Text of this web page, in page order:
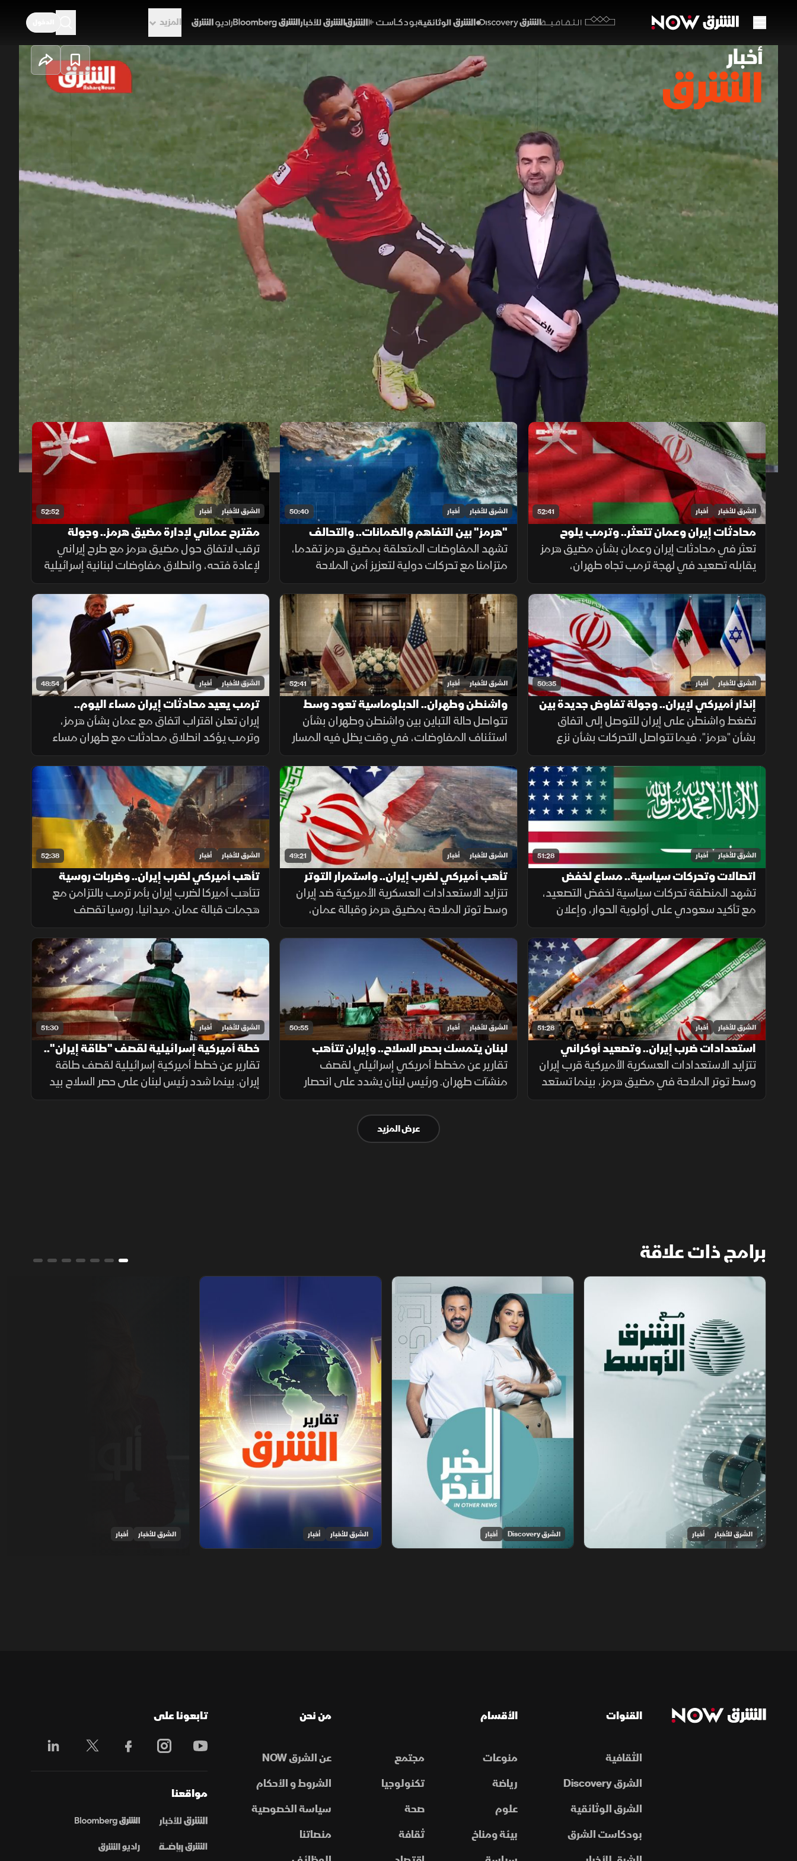
الثقافية
المزيد
00:12/03:53 1x auto
مصر تحقق فوزها الأول بالمونديال.. والعراق أمام
اختبار صعب
22 يونيو 2026 03:52 أخبار
أخبار الشرق
شهدت الجولة الحالية من كأس العالم نتائج لافتة، بعدما حقق المنتخب المصري أول انتصار له في تاريخ
مشاركاته بالبطولة ليتصدر مجموعته، فيما تتجه الأنظار إلى مواجهة مرتقبة بين الأرجنتين والنمسا على
الصدارة، بينما يخوض المنتخب العراقي اختباراً صعباً أمام فرنسا للحفاظ على آماله في المنافسة.
رياضة الشرق أخبار الشرق مصر العراق
حلقات الموسم 2026
52:41 الشرق للأخبار أخبار
محادثات إيران وعمان تتعثر.. وترمب يلوح
بخيار التصعيد
تعثر في محادثات إيران وعمان بشأن مضيق هرمز
يقابله تصعيد في لهجة ترمب تجاه طهران،
بالتزامن مع استمرار ملفات القدس ولبنان وغزة،
وتحديات المهاجرين في سبتة.
50:40 الشرق للأخبار أخبار
"هرمز" بين التفاهم والضمانات.. والتحالف
البحري يعزز أمن الملاحة
تشهد المفاوضات المتعلقة بمضيق هرمز تقدما،
متزامنا مع تحركات دولية لتعزيز أمن الملاحة
وحماية التجارة العالمية، فيما يتواصل الدعم
للتحالف البحري الدفاعي وسط متابعة لتطورات
التهدئة الإقليمية.
52:52 الشرق للأخبار أخبار
مقترح عماني لإدارة مضيق هرمز.. وجولة
مفاوضات لبنانية في روما
ترقب لاتفاق حول مضيق هرمز مع طرح إيراني
لإعادة فتحه، وانطلاق مفاوضات لبنانية إسرائيلية
في روما، وتأكيد حماس التزامها بالاتفاق مقابل
الانسحاب، فيما يتصاعد القتال بين روسيا
وأوكرانيا.
50:35 الشرق للأخبار أخبار
إنذار أميركي لإيران.. وجولة تفاوض جديدة بين
لبنان وإسرائيل
تضغط واشنطن على إيران للتوصل إلى اتفاق
بشأن "هرمز"، فيما تتواصل التحركات بشأن نزع
السلاح في غزة، وتستعد روما لجولة جديدة من
المفاوضات اللبنانية الإسرائيلية، ومواقف داعمة
لأمن الملاحة في البحر الأحمر.
52:41 الشرق للأخبار أخبار
واشنطن وطهران.. الدبلوماسية تعود وسط
التصعيد
تتواصل حالة التباين بين واشنطن وطهران بشأن
استئناف المفاوضات، في وقت يظل فيه المسار
الدبلوماسي مطروحاً بالتزامن مع استمرار
التصعيد العسكري.
48:54 الشرق للأخبار أخبار
ترمب يعيد محادثات إيران مساء اليوم..
والسعودية تدفع نحو التهدئة
إيران تعلن اقتراب اتفاق مع عمان بشأن هرمز،
وترمب يؤكد انطلاق محادثات مع طهران مساء
الإثنين، فيما تدفع السعودية نحو التهدئة،
وتتواصل الضغوط الدولية بشأن غزة، ويعلن
المغرب حصيلة أحداث سبتة.
51:28 الشرق للأخبار أخبار
اتصالات وتحركات سياسية.. مساع لخفض
التصعيد في الشرق الأوسط
تشهد المنطقة تحركات سياسية لخفض التصعيد،
مع تأكيد سعودي على أولوية الحوار، وإعلان
أميركي عن إلغاء هجوم مشروط على إيران،
بالتزامن مع جهود لوقف القصف في غزة
وإجراءات إسبانية لمواجهة الهجرة.
49:21 الشرق للأخبار أخبار
تأهب أميركي لضرب إيران.. واستمرار التوتر
بمضيق هرمز
تتزايد الاستعدادات العسكرية الأميركية ضد إيران
وسط توتر الملاحة بمضيق هرمز وقبالة عمان،
بينما يتصاعد التوتر في جنوب لبنان، بالتزامن مع
قلق دول أوروبا من تدفق المهاجرين نحو إسبانيا
والمغرب.
52:38 الشرق للأخبار أخبار
تأهب أميركي لضرب إيران.. وضربات روسية
مكثفة تستهدف كييف
تتأهب أميركا لضرب إيران بأمر ترمب بالتزامن مع
هجمات قبالة عمان. ميدانيا، روسيا تقصف
أوكرانيا بـ35 صاروخا و185 مسيرة معظمها على
كييف. وسياسيا، سانشيز يتهم الاتحاد الأوروبي
بالأنانية من مدينة سبتة اليوم
51:28 الشرق للأخبار أخبار
استعدادات ضرب إيران.. وتصعيد أوكراني
بالبحر الأسود
تتزايد الاستعدادات العسكرية الأميركية قرب إيران
وسط توتر الملاحة في مضيق هرمز، بينما تستعد
أوروبا لمناقشة أزمة الهجرة في إسبانيا، بالتزامن
50:55 الشرق للأخبار أخبار
لبنان يتمسك بحصر السلاح.. وإيران تتأهب
للدفاع عن منشآت الطاقة
تقارير عن مخطط أمريكي إسرائيلي لقصف
منشآت طهران. ورئيس لبنان يشدد على انحصار
الشرعية بالجيش. بالتوازي مع قصف روسي
لكييف، وتردد ترمب بشأن "باتريوت"، وإسبانيا
تحتوي تدفق "سبتة" بعد سقوط 57 شخصا.
51:30 الشرق للأخبار أخبار
خطة أميركية إسرائيلية لقصف "طاقة إيران"..
وإسبانيا تكبح تدفقات المهاجرين
تقارير عن خطط أميركية إسرائيلية لقصف طاقة
إيران. بينما شدد رئيس لبنان على حصر السلاح بيد
الدولة قبل محادثات روما. بالتزامن مع هجوم
عرض المزيد
برامج ذات علاقة
مع الشرق الأوسط
الشرق للأخبار أخبار
الخبر الآخر
الشرق Discovery أخبار
تقارير الشرق
الشرق للأخبار أخبار الشرق للأخبار أخبار
القنوات
الثقافية
الشرق Discovery
الشرق الوثائقية
بودكاست الشرق
الأقسام
منوعات
مجتمع
رياضة
تكنولوجيا
علوم
صحة
بيئة ومناخ
ثقافة
من نحن
عن الشرق NOW
الشروط و الأحكام
سياسة الخصوصية
منصاتنا
تابعونا على
مواقعنا